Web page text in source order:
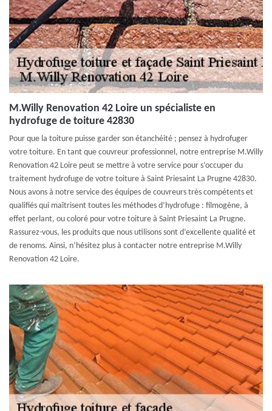
M.Willy Renovation 42 Loire un spécialiste en
hydrofuge de toiture 42830
Pour que la toiture puisse garder son étanchéité ; pensez à hydrofuger
votre toiture. En tant que couvreur professionnel, notre entreprise M.Willy
Renovation 42 Loire peut se mettre à votre service pour s’occuper du
traitement hydrofuge de votre toiture à Saint Priesaint La Prugne 42830.
Nous avons à notre service des équipes de couvreurs très compétents et
qualifiés qui maîtrisent toutes les méthodes d’hydrofuge : filmogène, à
effet perlant, ou coloré pour votre toiture à Saint Priesaint La Prugne.
Rassurez-vous, les produits que nous utilisons sont d’excellente qualité et
de renoms. Ainsi, n’hésitez plus à contacter notre entreprise M.Willy
Renovation 42 Loire.